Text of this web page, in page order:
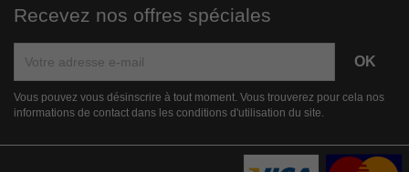
Recevez nos offres spéciales
Vous pouvez vous désinscrire à tout moment. Vous trouverez pour cela nos
informations de contact dans les conditions d'utilisation du site.